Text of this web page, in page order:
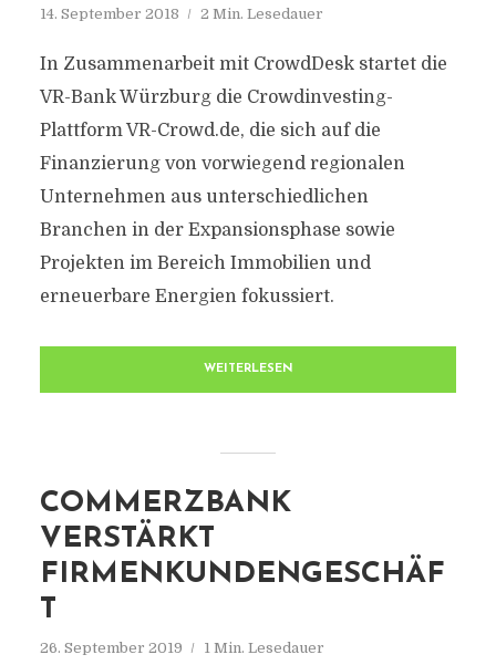
14. September 2018 2 Min. Lesedauer
In Zusammenarbeit mit CrowdDesk startet die
VR-Bank Würzburg die Crowdinvesting-
Plattform VR-Crowd.de, die sich auf die
Finanzierung von vorwiegend regionalen
Unternehmen aus unterschiedlichen
Branchen in der Expansionsphase sowie
Projekten im Bereich Immobilien und
erneuerbare Energien fokussiert.
WEITERLESEN
COMMERZBANK
VERSTÄRKT
FIRMENKUNDENGESCHÄF
T
26. September 2019 1 Min. Lesedauer